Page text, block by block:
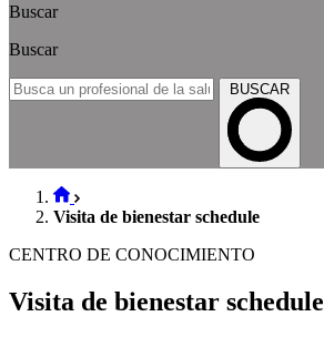
Buscar
Buscar
BUSCAR
Visita de bienestar schedule
CENTRO DE CONOCIMIENTO
Visita de bienestar schedule